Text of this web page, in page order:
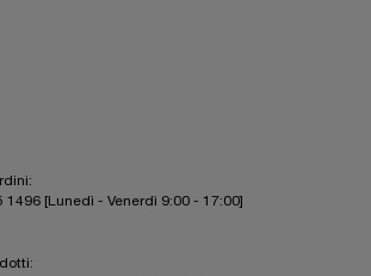
1496 [Lunedì - Venerdì 9:00 - 17:00]